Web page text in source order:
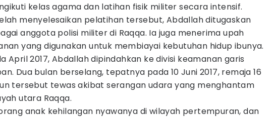
kelas agama dan latihan fisik militer secara intensif.
menyelesaikan pelatihan tersebut, Abdallah ditugaskan
anggota polisi militer di Raqqa. Ia juga menerima upah
yang digunakan untuk membiayai kebutuhan hidup ibunya.
April 2017, Abdallah dipindahkan ke divisi keamanan garis
Dua bulan berselang, tepatnya pada 10 Juni 2017, remaja 16
tersebut tewas akibat serangan udara yang menghantam
utara Raqqa.
anak kehilangan nyawanya di wilayah pertempuran, dan